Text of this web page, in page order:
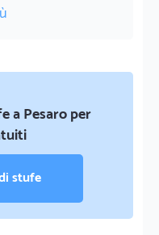
a Pesaro per
stufe